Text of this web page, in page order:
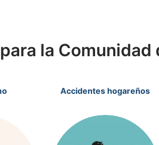
la
Accidentes hogareños